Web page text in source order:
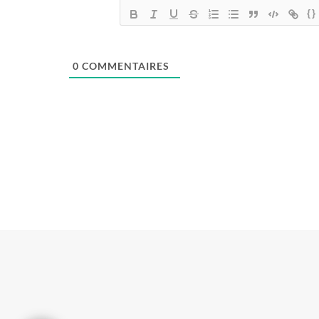
{}
0 COMMENTAIRES